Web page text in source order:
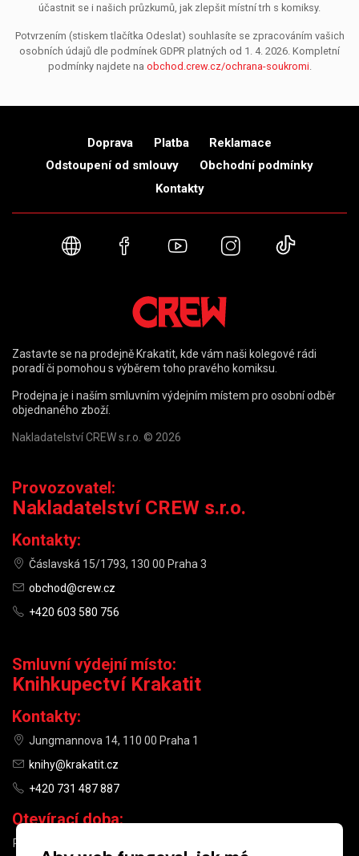
účastnit se i našich průzkumů, jak zlepšit místní trh s komiksy.
Potvrzením (stiskem tlačítka Odeslat) souhlasíte se zpracováním vašich
osobních údajů dle podmínek GDPR platných od 1. 4. 2026. Kompletní
podmínky najdete na obchod.crew.cz/ochrana-soukromi.
Doprava Platba
Reklamace
Odstoupení od smlouvy
Obchodní podmínky
Kontakty
Webové stránky
FacebookYouTubeInstagram
Zastavte se na prodejně Krakatit, kde vám naši kolegové rádi
poradí či pomohou s výběrem toho pravého komiksu.
Prodejna je i naším smluvním výdejním místem pro osobní odběr
objednaného zboží.
Nakladatelství CREW s.r.o. © 2026
Provozovatel:
Nakladatelství CREW s.r.o.
Kontakty:
Čáslavská 15/1793, 130 00 Praha 3
obchod@crew.cz
+420 603 580 756
Smluvní výdejní místo:
Knihkupectví Krakatit
Kontakty:
Jungmannova 14, 110 00 Praha 1
knihy@krakatit.cz
+420 731 487 887
Otevírací doba:
PO–PÁ